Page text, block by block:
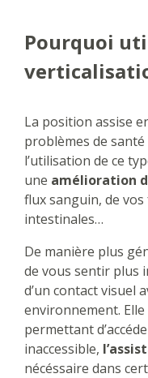
Pourquoi
La position assise
problèmes de
l’utilisation de ce
une amélioration
flux sanguin, de
intestinales…
De manière plus
de vous sentir plus
d’un contact visuel
environnement. Elle
permettant
inaccessible,
nécéssaire dans